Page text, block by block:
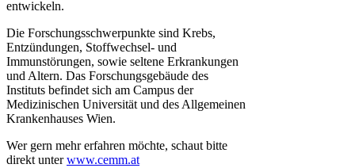
entwickeln.
Die Forschungsschwerpunkte sind Krebs,
Entzündungen, Stoffwechsel- und
Immunstörungen, sowie seltene Erkrankungen
und Altern. Das Forschungsgebäude des
Instituts befindet sich am Campus der
Medizinischen Universität und des Allgemeinen
Krankenhauses Wien.
Wer gern mehr erfahren möchte, schaut bitte
direkt unterwww.cemm.at